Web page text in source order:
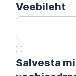
Veebileht
Salvesta